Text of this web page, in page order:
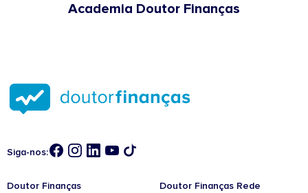
Academia Doutor Finanças
Siga-nos:
Doutor Finanças Doutor Finanças Rede